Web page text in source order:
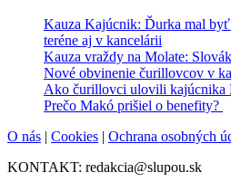
Kauza Kajúcnik: Ďurka mal
teréne aj v kancelárii
Kauza vraždy na Molate:
Nové obvinenie čurillovcov v
Ako čurillovci ulovili kajúcnika
Prečo Makó prišiel o benefity?
O nás | Cookies | Ochrana osobných
KONTAKT: redakcia@slupou.sk